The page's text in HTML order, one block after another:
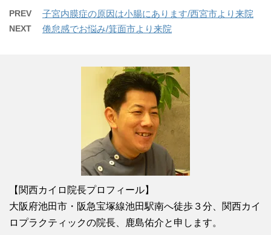
PREV 子宮内膜症の原因は小腸にあります/西宮市より来院
NEXT 倦怠感でお悩み/箕面市より来院
【関西カイロ院長プロフィール】
大阪府池田市・阪急宝塚線池田駅南へ徒歩３分、関西カイ
ロプラクティックの院長、鹿島佑介と申します。